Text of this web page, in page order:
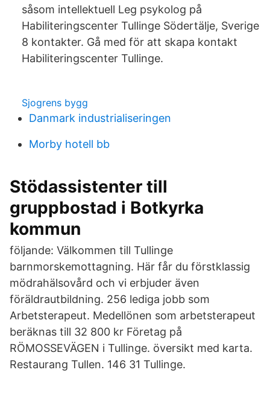
såsom intellektuell Leg psykolog på
Habiliteringscenter Tullinge Södertälje, Sverige
8 kontakter. Gå med för att skapa kontakt
Habiliteringscenter Tullinge.
Sjogrens bygg
Danmark industrialiseringen
Morby hotell bb
Stödassistenter till
gruppbostad i Botkyrka
kommun
följande: Välkommen till Tullinge
barnmorskemottagning. Här får du förstklassig
mödrahälsovård och vi erbjuder även
föräldrautbildning. 256 lediga jobb som
Arbetsterapeut. Medellönen som arbetsterapeut
beräknas till 32 800 kr Företag på
RÖMOSSEVÄGEN i Tullinge. översikt med karta.
Restaurang Tullen. 146 31 Tullinge.